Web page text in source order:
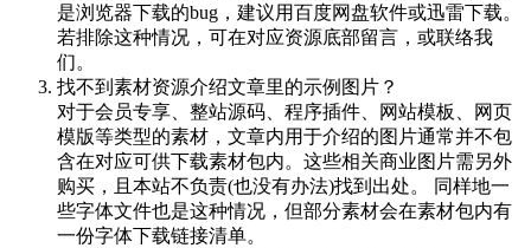
是浏览器下载的bug，建议用百度网盘软件或迅雷下载。
若排除这种情况，可在对应资源底部留言，或联络我
们。
找不到素材资源介绍文章里的示例图片？
对于会员专享、整站源码、程序插件、网站模板、网页
模版等类型的素材，文章内用于介绍的图片通常并不包
含在对应可供下载素材包内。这些相关商业图片需另外
购买，且本站不负责(也没有办法)找到出处。 同样地一
些字体文件也是这种情况，但部分素材会在素材包内有
一份字体下载链接清单。